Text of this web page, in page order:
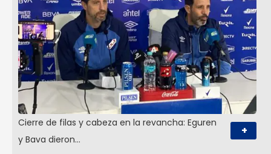
Cierre de filas y cabeza en la revancha: Eguren
y Bava dieron…
+